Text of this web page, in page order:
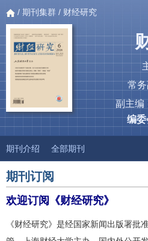
/ 期刊集群 / 财经研究
常
副主编
编
期刊介绍 全部期刊
期刊订阅
欢迎订阅《财经研究》
《财经研究》是经国家新闻出版署批